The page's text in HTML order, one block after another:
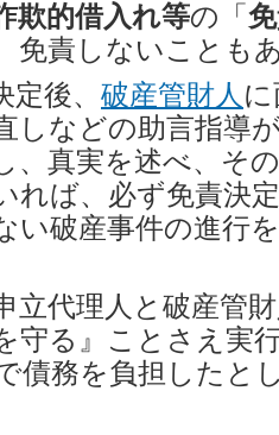
欺的借入れ等の「
免責しないことも
後、 破産管財人
しなどの助言指導
、真実を述べ、そ
れば、必ず免責決
い破産事件の進行
立代理人と破産管
守る』ことさえ実
債務を負担したと